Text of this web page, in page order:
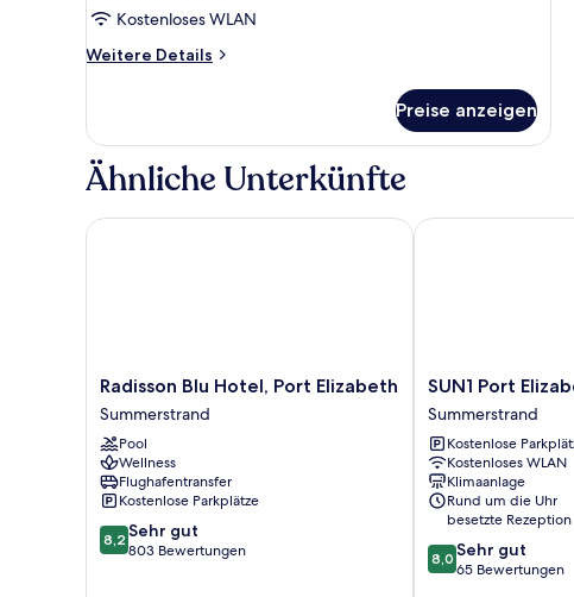
Twin
anzeigen
Kostenloses WLAN
Weitere Details
Weitere
Twin
Preise anzeigen
Ähnliche Unterkünfte
Radisson
Blu
Hotel,
Port
Elizabeth
Summerstrand
Radisson Blu Hotel, Port Elizabeth
Summerstrand
Pool
Wellness
Flughafentransfer
Kostenlose Parkplätze
8.2
von
8,2 Sehr gut
803 Bewertungen
Radisson Blu Hotel, Port Elizabeth
SUN1
Port
Elizabeth
Summerstrand
SUN1 Port
Summerstrand
Kostenlose
Kostenloses WLAN
Klimaanlage
Rund um die Uhr
besetzte Rezeption
8.0
von
8,0 Sehr gut
65 Bewertungen
SUN1 Port Elizabeth